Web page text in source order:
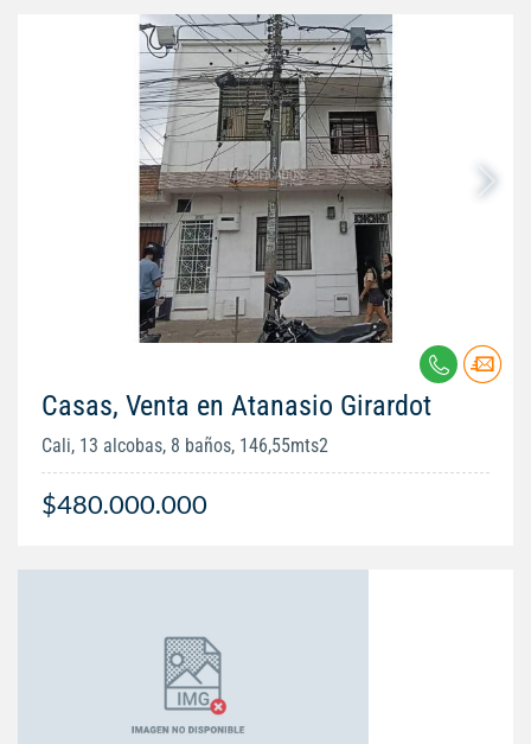
Casas, Venta en Atanasio Girardot
Cali, 13 alcobas, 8 baños, 146,55mts2
$480.000.000